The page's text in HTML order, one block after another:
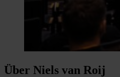
Über Niels van Roij